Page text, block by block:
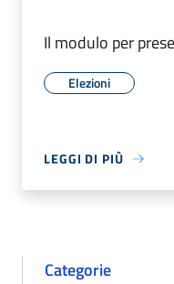
Il modulo per
Elezioni
LEGGI DI PIÙ
Categorie